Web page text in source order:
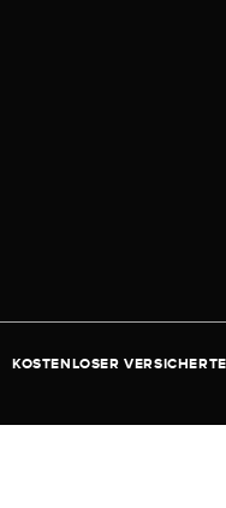
KOSTENLOSER